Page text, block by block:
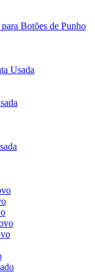
Botões de Punho
Usada